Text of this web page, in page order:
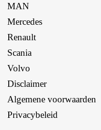
MAN
Mercedes
Renault
Scania
Volvo
Disclaimer
Algemene voorwaarden
Privacybeleid